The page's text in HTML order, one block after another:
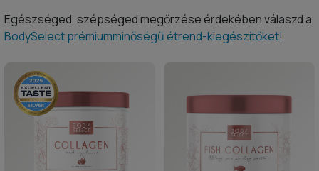
Egészséged, szépséged megőrzése érdekében válaszd a
BodySelect prémiumminőségű étrend-kiegészítőket!